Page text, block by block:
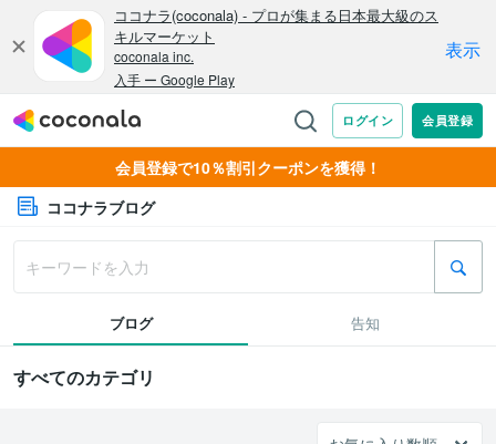
会員登録で10％割引クーポンを獲得！
ココナラブログ
ブログ 告知
すべてのカテゴリ